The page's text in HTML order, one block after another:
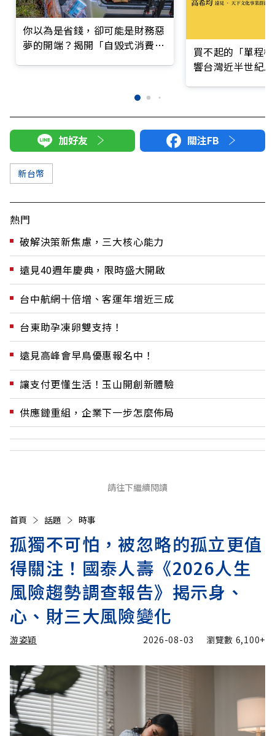
你以為是省錢，卻可能是財務惡
夢的開端？揭開「自毀式消費」
買不起的「單程
響台灣近半世紀
加好友 關注FB
新台幣
熱門
破解決策新焦慮，三大核心能力
遠見40週年慶典，限時盛大開啟
台中航網十倍增、客運年增近三成
台東助孕凍卵雙支持！
遠見高峰會早鳥優惠報名中！
讓支付更懂生活！玉山開創新體驗
供應鏈重組，企業下一步怎麼佈局
請往下繼續閱讀
首頁 話題 時事
孤獨不可怕，被忽略的孤立更值
得關注！國泰人壽《2026人生
風險趨勢調查報告》揭示身、
心、財三大風險變化
游姿穎 2026-08-03 瀏覽數 6,100+